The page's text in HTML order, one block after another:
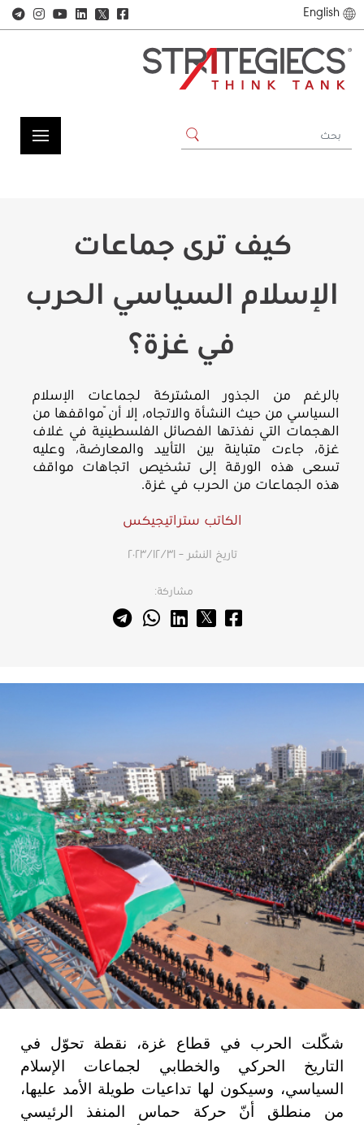
English
𝕏
كيف ترى جماعات
الإسلام السياسي الحرب
في غزة؟
بالرغم من الجذور المشتركة لجماعات الإسلام
السياسي من حيث النشأة والاتجاه، إلا أنّ مواقفها من
الهجمات التي نفذتها الفصائل الفلسطينية في غلاف
غزة، جاءت متباينة بين التأييد والمعارضة، وعليه
تسعى هذه الورقة إلى تشخيص اتجاهات مواقف
هذه الجماعات من الحرب في غزة.
الكاتب ستراتيجيكس
تاريخ النشر – ٣١‏/١٢‏/٢٠٢٣
مشاركة:
شكّلت الحرب في قطاع غزة، نقطة تحوّل في
التاريخ الحركي والخطابي لجماعات الإسلام
السياسي، وسيكون لها تداعيات طويلة الأمد عليها،
من منطلق أنّ حركة حماس المنفذ الرئيسي